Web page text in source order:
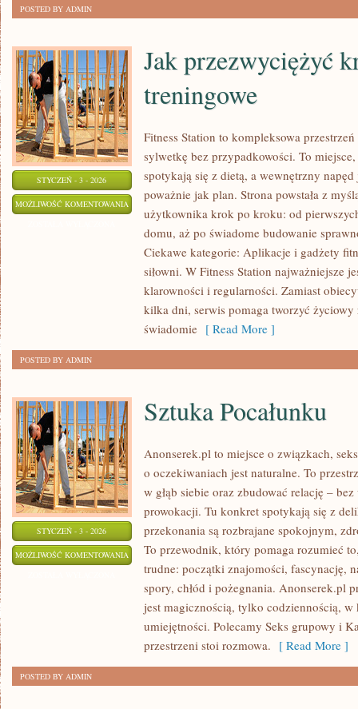
POSTED BY ADMIN
STYCZEŃ - 3 - 2026
MOŻLIWOŚĆ KOMENTOWANIA
PRZEZWYCIĘŻYĆ
Jak przezwyciężyć
treningowe
Fitness Station to kompleksowa
sylwetkę bez przypadkowości. To
spotykają się z dietą, a wewnętrzny
poważnie jak plan. Strona powstała z
użytkownika krok po kroku: od
domu, aż po świadome budowanie
Ciekawe kategorie: Aplikacje i gadżety
siłowni. W Fitness Station najważniejsze
klarowności i regularności. Zamiast
kilka dni, serwis pomaga tworzyć
świadomie [ Read More ]
POSTED BY ADMIN
STYCZEŃ - 3 - 2026
MOŻLIWOŚĆ KOMENTOWANIA SZTUKA
POCAŁUNKU
Sztuka Pocałunku
Anonserek.pl to miejsce o związkach,
o oczekiwaniach jest naturalne. To
w głąb siebie oraz zbudować relację –
prowokacji. Tu konkret spotykają się z
przekonania są rozbrajane spokojnym,
To przewodnik, który pomaga rozumieć
trudne: początki znajomości, fascynację,
spory, chłód i pożegnania. Anonserek.pl
jest magicznością, tylko codziennością,
umiejętności. Polecamy Seks grupowy i
przestrzeni stoi rozmowa. [ Read More ]
POSTED BY ADMIN